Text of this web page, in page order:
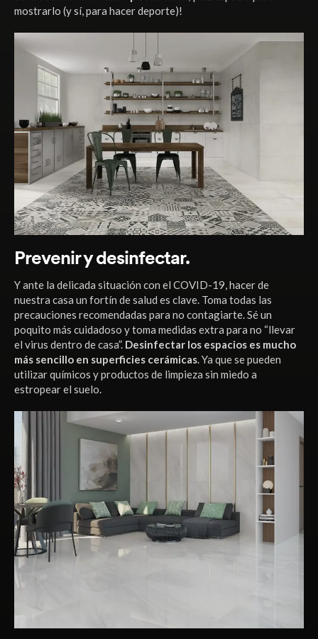
mostrarlo (y sí, para hacer deporte)!
Prevenir y desinfectar.
Y ante la delicada situación con el COVID-19, hacer de
nuestra casa un fortín de salud es clave. Toma todas las
precauciones recomendadas para no contagiarte. Sé un
poquito más cuidadoso y toma medidas extra para no “llevar
el virus dentro de casa”. Desinfectar los espacios es mucho
más sencillo en superficies cerámicas. Ya que se pueden
utilizar químicos y productos de limpieza sin miedo a
estropear el suelo.